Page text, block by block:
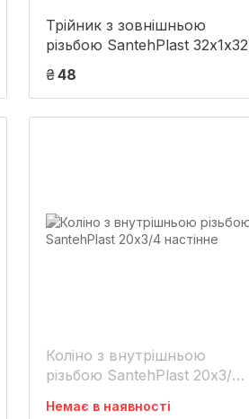
Трійник з зовнішньою
різьбою SantehPlast 32х1х32
₴48
Коліно з внутрішньою
різьбою SantehPlast 20х3/4
Немає в наявності